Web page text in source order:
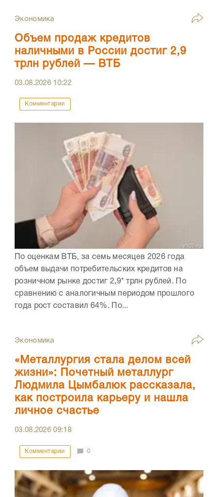
Экономика
Объем продаж кредитов
наличными в России достиг 2,9
трлн рублей — ВТБ
03.08.2026 10:22
Комментарии
По оценкам ВТБ, за семь месяцев 2026 года
объем выдачи потребительских кредитов на
розничном рынке достиг 2,9* трлн рублей. По
сравнению с аналогичным периодом прошлого
года рост составил 64%. По...
Экономика
«Металлургия стала делом всей
жизни»: Почетный металлург
Людмила Цымбалюк рассказала,
как построила карьеру и нашла
личное счастье
03.08.202609:18
Комментарии 0